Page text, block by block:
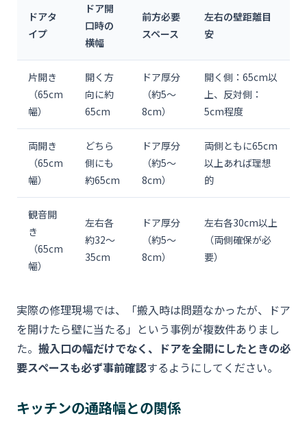
ドアタ
イプ
ドア開
口時の
横幅
前方必要
スペース
左右の壁距離目
安
片開き
（65cm
幅）
開く方
向に約
65cm
ドア厚分
（約5〜
8cm）
開く側：65cm以
上、反対側：
5cm程度
両開き
（65cm
幅）
どちら
側にも
約65cm
ドア厚分
（約5〜
8cm）
両側ともに65cm
以上あれば理想
的
観音開
き
（65cm
幅）
左右各
約32〜
35cm
ドア厚分
（約5〜
8cm）
左右各30cm以上
（両側確保が必
要）
実際の修理現場では、「搬入時は問題なかったが、ドア
を開けたら壁に当たる」という事例が複数件ありまし
た。 搬入口の幅だけでなく、ドアを全開にしたときの必
要スペースも必ず事前確認するようにしてください。
キッチンの通路幅との関係